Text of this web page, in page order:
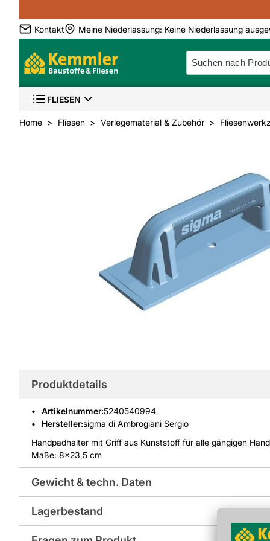
Kontakt
Meine Niederlassung: Keine Niederlassung
FLIESEN
Home Fliesen Verlegematerial & Zubehör
Produktdetails
Artikelnummer:5240540994
Hersteller:sigma di Ambrogiani Sergio
Handpadhalter mit Griff aus Kunststoff für alle gängigen
Maße: 8x23,5 cm
Gewicht & techn. Daten
Gewicht pro Verkaufseinheit: 0,3 kg
Lagerbestand